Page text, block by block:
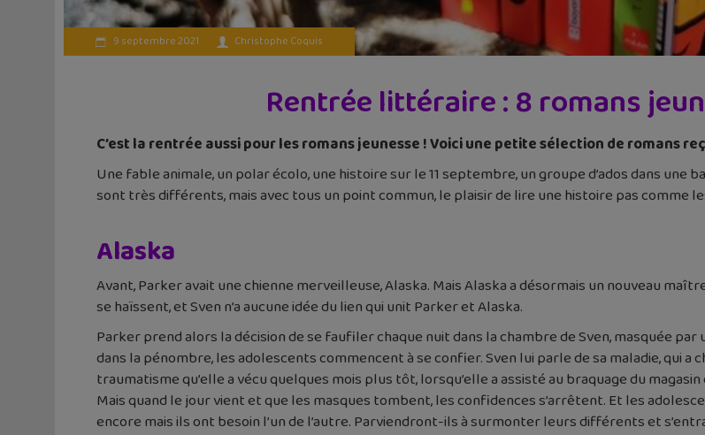
9 septembre 2021 Christophe Coquis
Rentrée littéraire : 8 romans
C’est la rentrée aussi pour les romans jeunesse ! Voici une petite sélection de romans
Une fable animale, un polar écolo, une histoire sur le 11 septembre, un groupe d’ados dans
sont très différents, mais avec tous un point commun, le plaisir de lire une histoire pas comme
Alaska
Avant, Parker avait une chienne merveilleuse, Alaska. Mais Alaska a désormais un nouveau
se haïssent, et Sven n’a aucune idée du lien qui unit Parker et Alaska.
Parker prend alors la décision de se faufiler chaque nuit dans la chambre de Sven, masquée
dans la pénombre, les adolescents commencent à se confier. Sven lui parle de sa maladie, qui
traumatisme qu’elle a vécu quelques mois plus tôt, lorsqu’elle a assisté au braquage du
Mais quand le jour vient et que les masques tombent, les confidences s’arrêtent. Et les
encore mais ils ont besoin l’un de l’autre. Parviendront-ils à surmonter leurs différents et